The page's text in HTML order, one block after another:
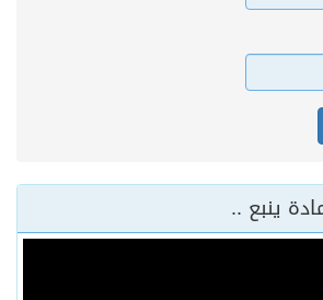
ينبع ..